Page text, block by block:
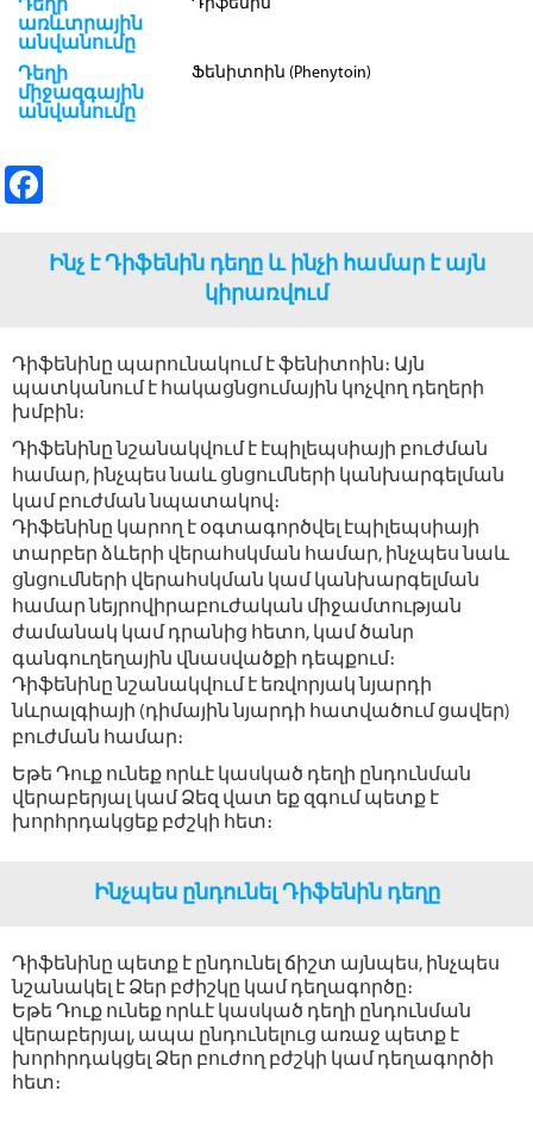
Դեղի
առևտրային
անվանումը
Դիֆենին
Դեղի
միջազգային
անվանումը
Ֆենիտոին (Phenytoin)
b
k
Ինչ է Դիֆենին դեղը և ինչի համար է այն
կիրառվում
Դիֆենինը պարունակում է ֆենիտոին։ Այն
պատկանում է հակացնցումային կոչվող դեղերի
խմբին։
Դիֆենինը նշանակվում է էպիլեպսիայի բուժման
համար, ինչպես նաև ցնցումների կանխարգելման
կամ բուժման նպատակով։
Դիֆենինը կարող է օգտագործվել էպիլեպսիայի
տարբեր ձևերի վերահսկման համար, ինչպես նաև
ցնցումների վերահսկման կամ կանխարգելման
համար նեյրովիրաբուժական միջամտության
ժամանակ կամ դրանից հետո, կամ ծանր
գանգուղեղային վնասվածքի դեպքում։
Դիֆենինը նշանակվում է եռվորյակ նյարդի
նևրալգիայի (դիմային նյարդի հատվածում ցավեր)
բուժման համար։
Եթե Դուք ունեք որևէ կասկած դեղի ընդունման
վերաբերյալ կամ Ձեզ վատ եք զգում պետք է
խորհրդակցեք բժշկի հետ։
Ինչպես ընդունել Դիֆենին դեղը
Դիֆենինը պետք է ընդունել ճիշտ այնպես, ինչպես
նշանակել է Ձեր բժիշկը կամ դեղագործը։
Եթե Դուք ունեք որևէ կասկած դեղի ընդունման
վերաբերյալ, ապա ընդունելուց առաջ պետք է
խորհրդակցել Ձեր բուժող բժշկի կամ դեղագործի
հետ։